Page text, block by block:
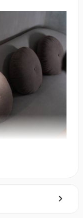
專業身體護理療
師會為賓客作出